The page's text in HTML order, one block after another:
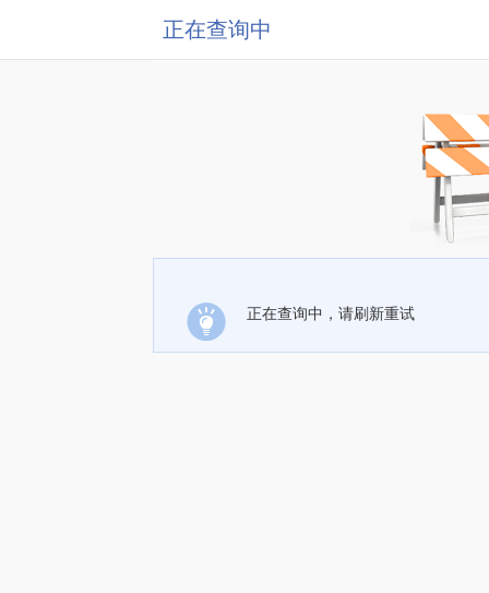
正在查询中
正在查询中，请刷新重试